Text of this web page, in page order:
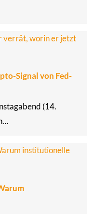
Signal von Fed-
(14.